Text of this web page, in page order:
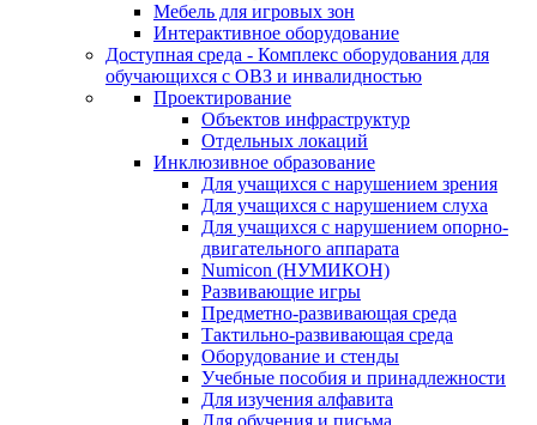
Мебель для игровых зон
Интерактивное оборудование
Доступная среда - Комплекс оборудования для
обучающихся с ОВЗ и инвалидностью
Проектирование
Объектов инфраструктур
Отдельных локаций
Инклюзивное образование
Для учащихся с нарушением зрения
Для учащихся с нарушением слуха
Для учащихся с нарушением опорно-
двигательного аппарата
Numicon (НУМИКОН)
Развивающие игры
Предметно-развивающая среда
Тактильно-развивающая среда
Оборудование и стенды
Учебные пособия и принадлежности
Для изучения алфавита